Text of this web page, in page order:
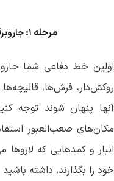
مرحله ۱:
اولین خط دفاعی شما
روکش‌دار، فرش‌ها،
آنها پنهان شوند توجه
مکان‌های صعب‌العبور
انبار و کمدهایی که
خود را بگذارند، داشته باشید.